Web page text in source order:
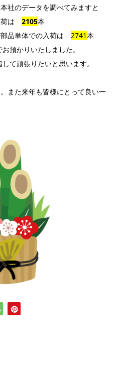
社のデータを調べてみますと
荷は 2105本
単体での入荷は 2741本
預かりいたしました。
て頑張りたいと思います。
また来年も皆様にとって良い一